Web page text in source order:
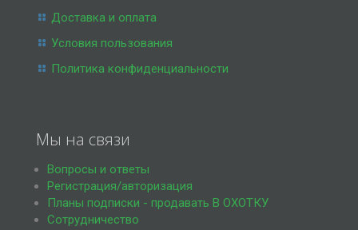
Доставка и оплата
Условия пользования
Политика конфиденциальности
Мы на связи
Вопросы и ответы
Регистрация/авторизация
Планы подписки - продавать В ОХОТКУ
Сотрудничество